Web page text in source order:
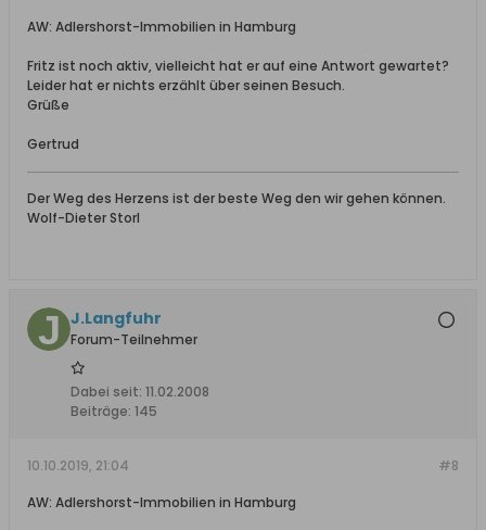
AW: Adlershorst-Immobilien in Hamburg
Fritz ist noch aktiv, vielleicht hat er auf eine Antwort gewartet?
Leider hat er nichts erzählt über seinen Besuch.
Grüße
Gertrud
Der Weg des Herzens ist der beste Weg den wir gehen können.
Wolf-Dieter Storl
J.Langfuhr
Forum-Teilnehmer
Dabei seit: 11.02.2008
Beiträge: 145
#8
10.10.2019, 21:04
AW: Adlershorst-Immobilien in Hamburg